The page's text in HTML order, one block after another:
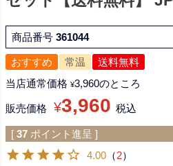
商品番号 361044
おすすめ 常温
送料無料
当店通常価格 ¥3,960のところ
販売価格 ¥3,960 税込
[ 37 ポイント進呈 ]
4.00 （2）